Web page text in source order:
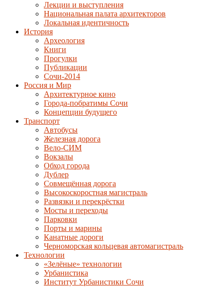
Лекции и выступления
Национальная палата архитекторов
Локальная идентичность
История
Археология
Книги
Прогулки
Публикации
Сочи-2014
Россия и Мир
Архитектурное кино
Города-побратимы Сочи
Концепции будущего
Транспорт
Автобусы
Железная дорога
Вело-СИМ
Вокзалы
Обход города
Дублер
Совмещённая дорога
Высокоскоростная магистраль
Развязки и перекрёстки
Мосты и переходы
Парковки
Порты и марины
Канатные дороги
Черноморская кольцевая автомагистраль
Технологии
«Зелёные» технологии
Урбанистика
Институт Урбанистики Сочи